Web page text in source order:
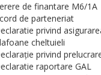
de finantare M6/1A
de parteneriat
privind
cheltuieli
privind
raportare GAL